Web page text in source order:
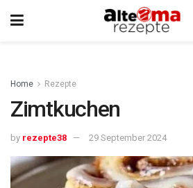
Home Rezepte
Zimtkuchen
by rezepte38 29 September 2024